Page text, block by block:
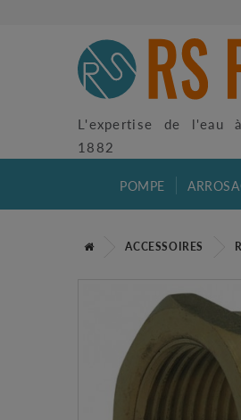
L'expertise de l'eau
1882
POMPE
ACCESSOIRES